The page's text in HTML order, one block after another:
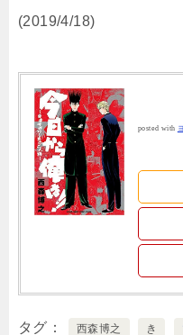
(2019/4/18)
posted with
タグ 西森博之 き